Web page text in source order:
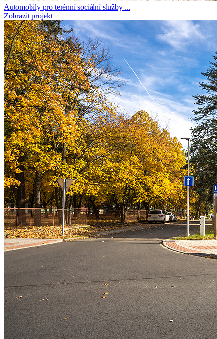
Automobily pro terénní sociální služby ...
Zobrazit projekt